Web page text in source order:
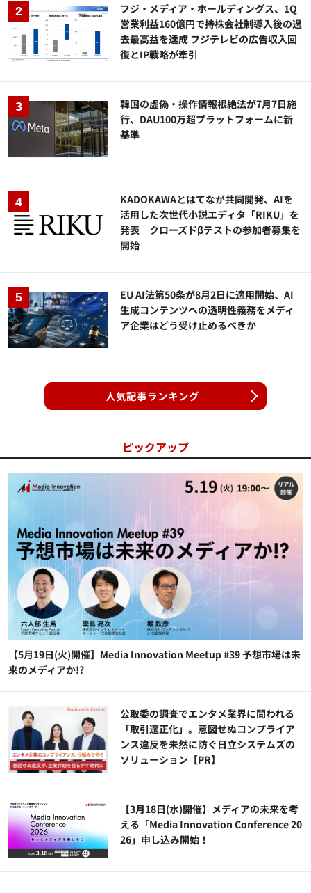
フジ・メディア・ホールディングス、1Q
営業利益160億円で持株会社制導入後の過
去最高益を達成 フジテレビの広告収入回
復とIP戦略が牽引
韓国の虚偽・操作情報根絶法が7月7日施
行、DAU100万超プラットフォームに新
基準
KADOKAWAとはてなが共同開発、AIを
活用した次世代小説エディタ「RIKU」を
発表 クローズドβテストの参加者募集を
開始
EU AI法第50条が8月2日に適用開始、AI
生成コンテンツへの透明性義務をメディ
ア企業はどう受け止めるべきか
人気記事ランキング
ピックアップ
【5月19日(火)開催】Media Innovation Meetup #39 予想市場は未
来のメディアか!?
公​​取委の調査でエンタメ業界に問われる
「取引適正化」。意図せぬコンプライア
ンス違反を未然に防ぐ日立システムズの
ソリューション​【PR】
【3月18日(水)開催】メディアの未来を考
える「Media Innovation Conference 20
26」申し込み開始！